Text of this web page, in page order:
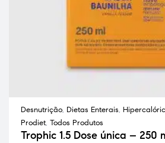
Desnutrição, Dietas Enterais,
Prodiet, Todos Produtos
Trophic 1.5 Dose única – 250